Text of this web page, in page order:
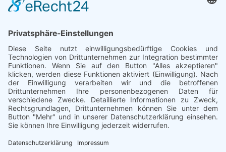
Rechtliches
Impressum
Datenschutz
Barrierefreiheit